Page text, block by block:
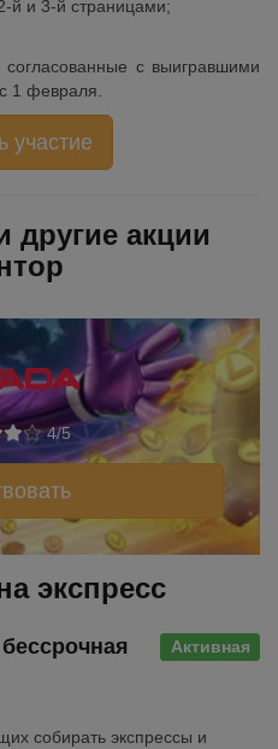
й и 3-й страницами;
с выигравшими
1 февраля.
участие
другие акции
4/5
экспресс
Активная
собирать экспрессы и